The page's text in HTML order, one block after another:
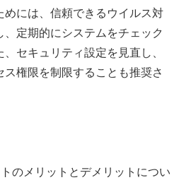
めには、信頼できるウイルス対
定期的にシステムをチェック
セキュリティ設定を見直し、
権限を制限することも推奨さ
のメリットとデメリットについ